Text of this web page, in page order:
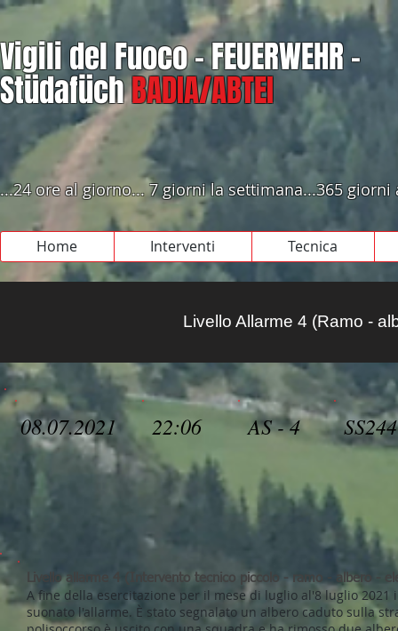
Vigili del Fuoco - FEUERWEHR -
StüdafüchBADIA/ABTEI
...24 ore al giorno... 7 giorni la settimana...365
Home Interventi Tecnica
Livello Allarme 4 (Ramo -
08.07.2021 22:06 AS - 4
Livello allarme 4 (Intervento tecnico piccolo - ramo - albero -
A fine della esercitazione per il mese di luglio al'8 luglio
suonato l'allarme. È stato segnalato un albero caduto sulla